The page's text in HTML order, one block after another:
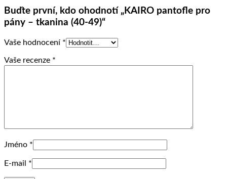
Buďte první, kdo ohodnotí „KAIRO pantofle pro
pány – tkanina (40-49)“
Vaše hodnocení *
Vaše recenze *
Jméno *
E-mail *